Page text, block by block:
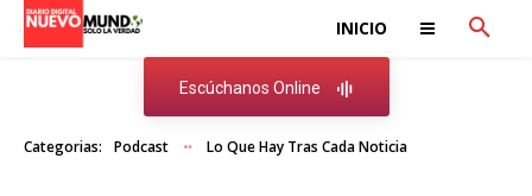
INICIO
Escúchanos Online
Categorias: Podcast Lo Que Hay Tras Cada Noticia